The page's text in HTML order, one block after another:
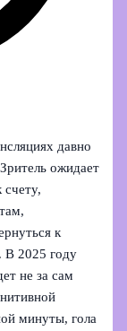
давно
ожидает
к
В 2025 году
не за сам
минуты, гола